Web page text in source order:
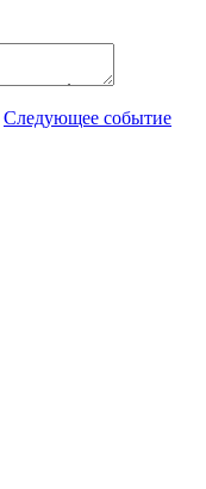
Следующее событие